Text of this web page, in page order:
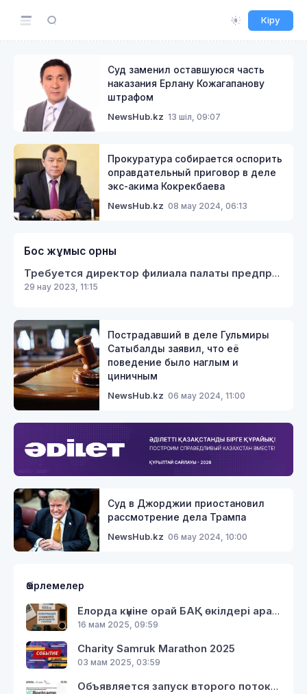
Кіру
Суд заменил оставшуюся часть
наказания Ерлану Кожагапанову
штрафом
NewsHub.kz 13 шіл, 09:07
Прокуратура собирается оспорить
оправдательный приговор в деле
экс-акима Кокрекбаева
NewsHub.kz 08 мау 2024, 06:13
Бос жұмыс орны
Требуется директор филиала палаты предпринимателей Кербулакского района
29 нау 2023, 11:15
Пострадавший в деле Гульмиры
Сатыбалды заявил, что её
поведение было наглым и
циничным
NewsHub.kz 06 мау 2024, 11:00
Суд в Джорджии приостановил
рассмотрение дела Трампа
NewsHub.kz 06 мау 2024, 10:00
Әзірлемелер
Елорда күніне орай БАҚ өкілдері арасында «Таза Қазақстан-Таза Астана» байқау жарияланды
16 мам 2025, 09:59
Charity Samruk Marathon 2025
03 мам 2025, 03:59
Объявляется запуск второго потока курса VC Bootcamp по венчурным инвестициям от экспертов Кремниевой Долины